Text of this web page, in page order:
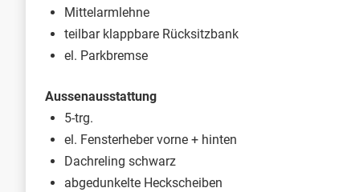
Mittelarmlehne
teilbar klappbare Rücksitzbank
el. Parkbremse
Aussenausstattung
5-trg.
el. Fensterheber vorne + hinten
Dachreling schwarz
abgedunkelte Heckscheiben